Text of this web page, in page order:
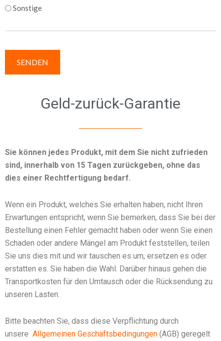
Sonstige
SENDEN
Geld-zurück-Garantie
Sie können jedes Produkt, mit dem Sie nicht zufrieden
sind, innerhalb von 15 Tagen zurückgeben, ohne das
dies einer Rechtfertigung bedarf.
Wenn ein Produkt, welches Sie erhalten haben, nicht Ihren
Erwartungen entspricht, wenn Sie bemerken, dass Sie bei der
Bestellung einen Fehler gemacht haben oder wenn Sie einen
Schaden oder andere Mängel am Produkt feststellen, teilen
Sie uns dies mit und wir tauschen es um, ersetzen es oder
erstatten es. Sie haben die Wahl. Darüber hinaus gehen die
Transportkosten für den Umtausch oder die Rücksendung zu
unseren Lasten.
Bitte beachten Sie, dass diese Verpflichtung durch
unsere Allgemeinen Geschäftsbedingungen (AGB) geregelt